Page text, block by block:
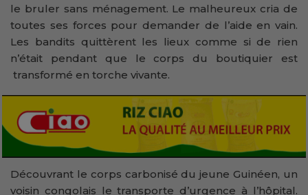
le bruler sans ménagement. Le malheureux cria de
toutes ses forces pour demander de l’aide en vain.
Les bandits quittèrent les lieux comme si de rien
n’était pendant que le corps du boutiquier est
transformé en torche vivante.
Découvrant le corps carbonisé du jeune Guinéen, un
voisin congolais le transporte d’urgence à l’hôpital.